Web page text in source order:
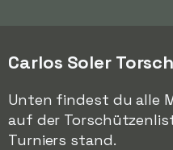
Carlos Soler
Unten findest du alle
auf der
Turniers stand.